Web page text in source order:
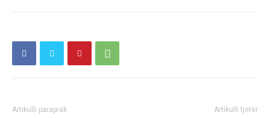
Artikulli paraprak Artikulli tjetër